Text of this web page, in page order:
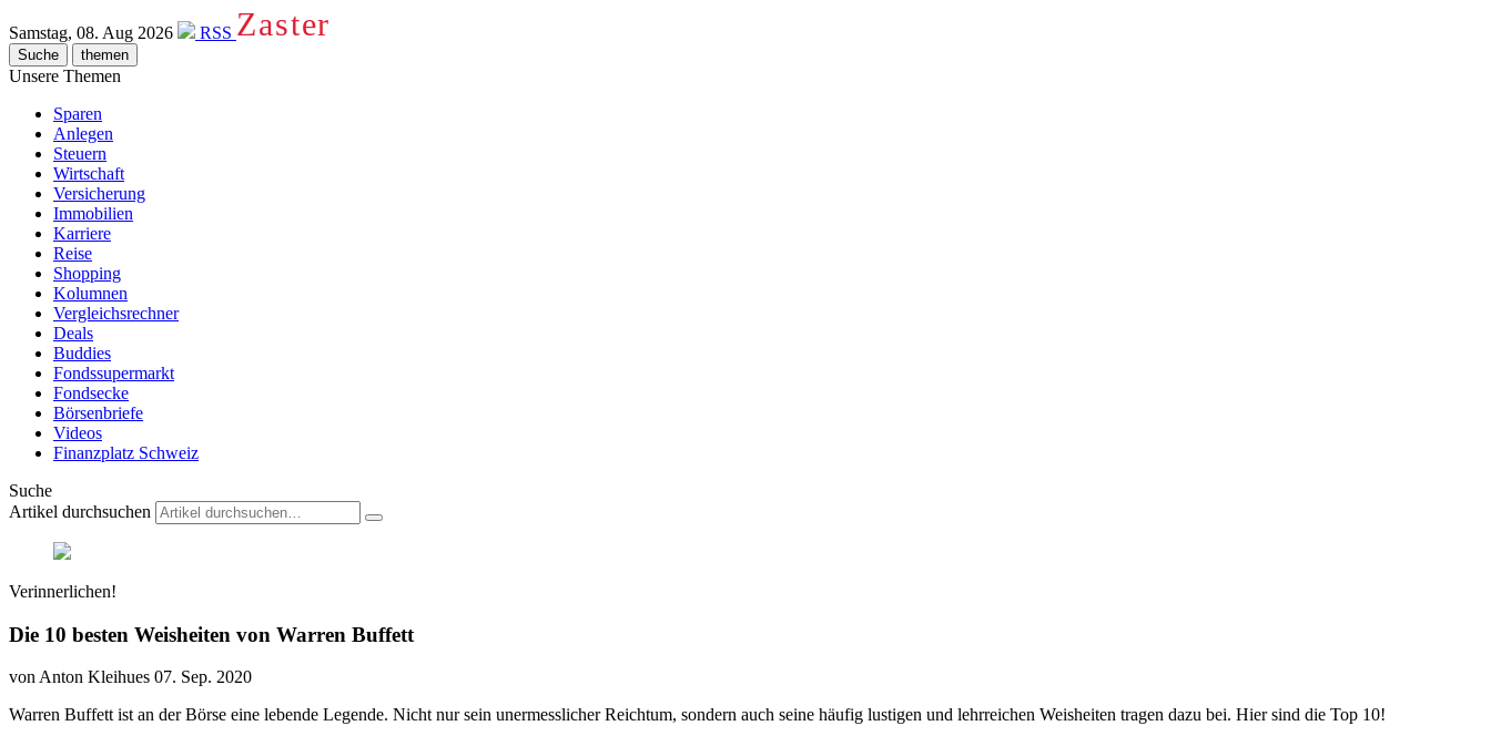
Samstag, 08. Aug 2026 RSS Zaster
Suche themen
Unsere Themen
Sparen
Anlegen
Steuern
Wirtschaft
Versicherung
Immobilien
Karriere
Reise
Shopping
Kolumnen
Vergleichsrechner
Deals
Buddies
Fondssupermarkt
Fondsecke
Börsenbriefe
Videos
Finanzplatz Schweiz
Suche
Artikel durchsuchen
Verinnerlichen!
Die 10 besten Weisheiten von Warren Buffett
von Anton Kleihues 07. Sep. 2020
Warren Buffett ist an der Börse eine lebende Legende. Nicht nur sein unermesslicher Reichtum, sondern auch seine häufig lustigen und lehrreichen Weisheiten tragen dazu bei. Hier sind die Top 10!